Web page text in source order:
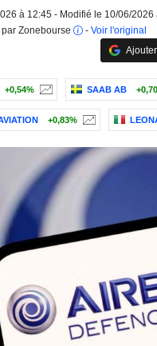
à 12:45 - Modifié le 10/06/2026
Zonebourse
- Voir l'original
+0,54% SAAB AB
+0,83%